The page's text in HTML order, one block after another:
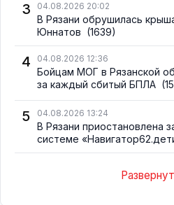
3 04.08.2026 20:02
В Рязани обрушилась
Юннатов (1639)
4 04.08.2026 12:36
Бойцам МОГ в Рязанской
за каждый сбитый БПЛА
5 04.08.2026 13:24
В Рязани приостановлена
системе